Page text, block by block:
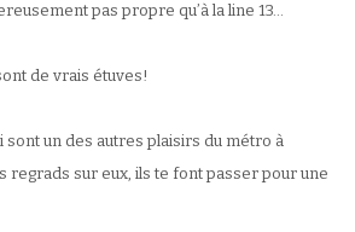
pas propre qu’à la line 13…
de vrais étuves!
sont un des autres plaisirs du métro à
regrads sur eux, ils te font passer pour une